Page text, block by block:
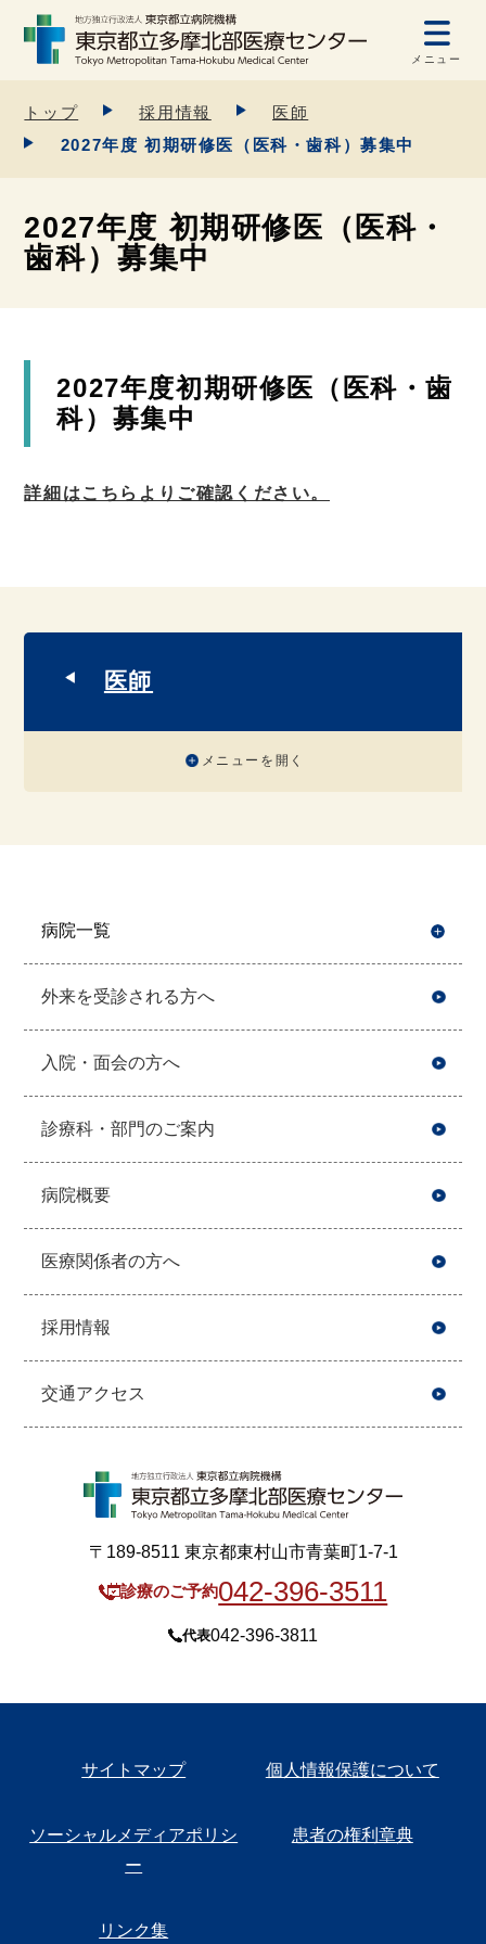
メニュー
トップ 採用情報
医師
2027年度 初期研修医（医科・歯科）募集中
2027年度 初期研修医（医科・
歯科）募集中
2027年度初期研修医（医科・歯
科）募集中
詳細はこちらよりご確認ください。
医師
メニューを開く
病院一覧
外来を受診される方へ
入院・面会の方へ
診療科・部門のご案内
病院概要
医療関係者の方へ
採用情報
交通アクセス
〒189-8511 東京都東村山市青葉町1-7-1
診療のご予約042-396-3511
代表042-396-3811
サイトマップ 個人情報保護について
ソーシャルメディアポリシ
ー
患者の権利章典
リンク集